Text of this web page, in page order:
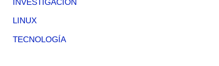
INVESTIGACIÓN
LINUX
TECNOLOGÍA